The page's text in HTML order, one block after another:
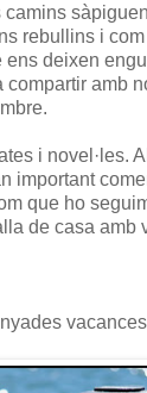
rebullins i
ens deixen
compartir amb
i novel·les.
important
que ho
de casa amb